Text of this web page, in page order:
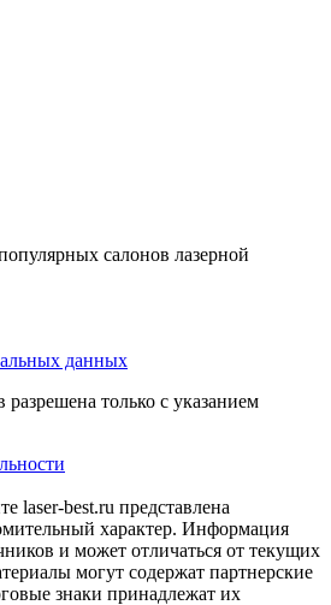
салонов лазерной
данных
разрешена только с указанием
laser-best.ru представлена
характер. Информация
и может отличаться от текущих
могут содержат партнерские
знаки принадлежат их